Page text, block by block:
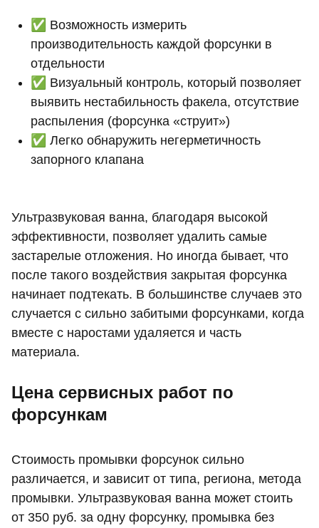
✅ Возможность измерить
производительность каждой форсунки в
отдельности
✅ Визуальный контроль, который позволяет
выявить нестабильность факела, отсутствие
распыления (форсунка «струит»)
✅ Легко обнаружить негерметичность
запорного клапана
Ультразвуковая ванна, благодаря высокой
эффективности, позволяет удалить самые
застарелые отложения. Но иногда бывает, что
после такого воздействия закрытая форсунка
начинает подтекать. В большинстве случаев это
случается с сильно забитыми форсунками, когда
вместе с наростами удаляется и часть
материала.
Цена сервисных работ по
форсункам
Стоимость промывки форсунок сильно
различается, и зависит от типа, региона, метода
промывки. Ультразвуковая ванна может стоить
от 350 руб. за одну форсунку, промывка без